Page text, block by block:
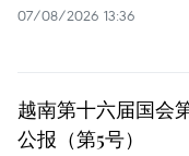
07/08/2026 13:36
越南第十六届国会
公报（第5号）